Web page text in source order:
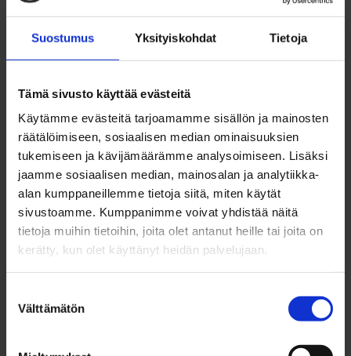
Suostumus Yksityiskohdat Tietoja
Tämä sivusto käyttää evästeitä
Käytämme evästeitä tarjoamamme sisällön ja mainosten
räätälöimiseen, sosiaalisen median ominaisuuksien
tukemiseen ja kävijämäärämme analysoimiseen. Lisäksi
jaamme sosiaalisen median, mainosalan ja analytiikka-
alan kumppaneillemme tietoja siitä, miten käytät
sivustoamme. Kumppanimme voivat yhdistää näitä
tietoja muihin tietoihin, joita olet antanut heille tai joita on
kerätty, kun olet käyttänyt heidän palvelujaan.
valinta
Välttämätön
helmikuu 2023
tammikuu 2023
lokakuu 2022
syyskuu 2022
elokuu 2022
heinäkuu 2022
kesäkuu 2022
toukokuu 2022
huhtikuu 2022
maaliskuu 2022
helmikuu 2022
marraskuu 2021